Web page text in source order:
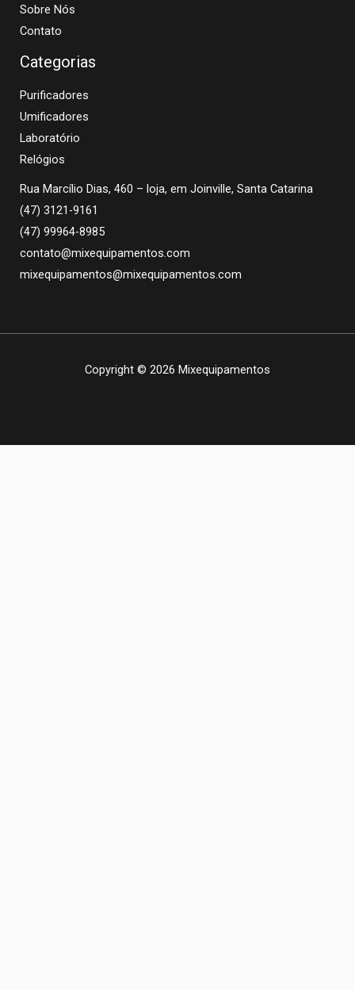
Sobre Nós
Contato
Categorias
Purificadores
Umificadores
Laboratório
Relógios
Rua Marcílio Dias, 460 – loja, em Joinville, Santa Catarina
(47) 3121-9161
(47) 99964-8985
contato@mixequipamentos.com
mixequipamentos@mixequipamentos.com
Copyright © 2026 Mixequipamentos